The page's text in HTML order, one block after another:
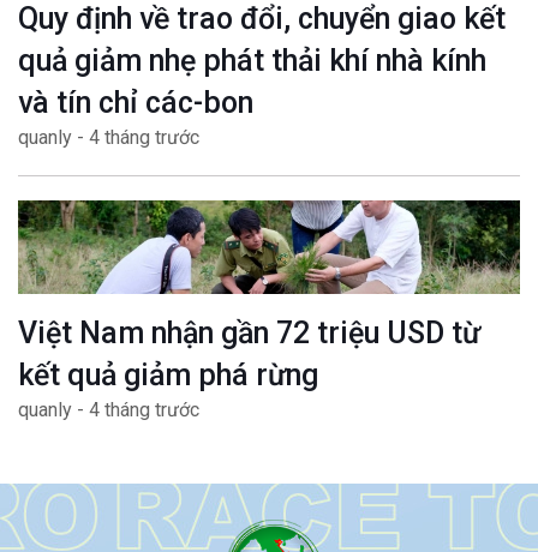
Quy định về trao đổi, chuyển giao kết
quả giảm nhẹ phát thải khí nhà kính
và tín chỉ các-bon
quanly - 4 tháng trước
Việt Nam nhận gần 72 triệu USD từ
kết quả giảm phá rừng
quanly - 4 tháng trước